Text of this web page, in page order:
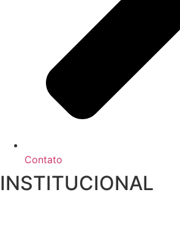
Contato
INSTITUCIONAL